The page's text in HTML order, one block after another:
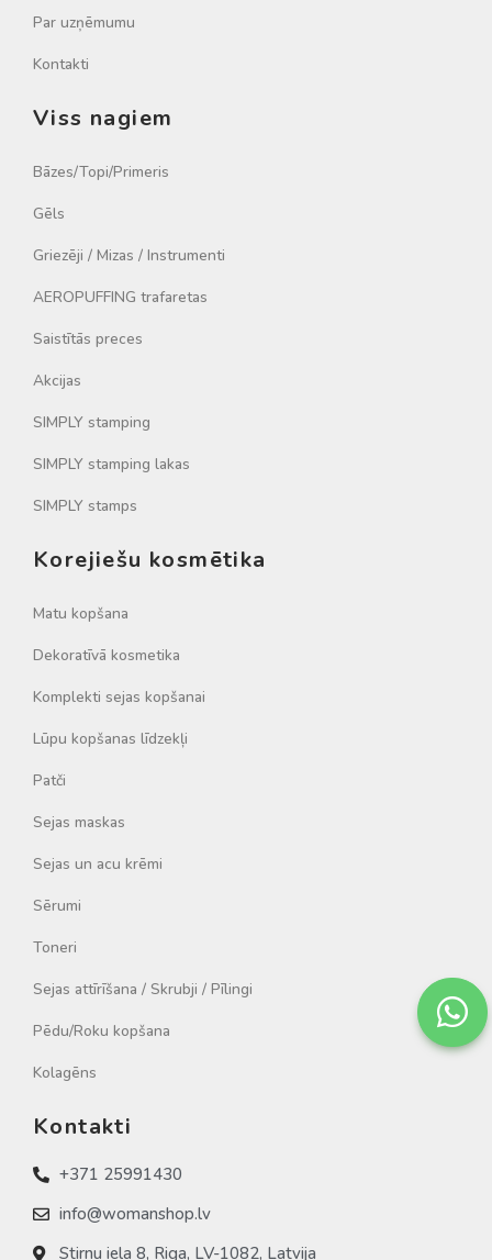
Par uzņēmumu
Kontakti
Viss nagiem
Bāzes/Topi/Primeris
Gēls
Griezēji / Mizas / Instrumenti
AEROPUFFING trafaretas
Saistītās preces
Akcijas
SIMPLY stamping
SIMPLY stamping lakas
SIMPLY stamps
Korejiešu kosmētika
Matu kopšana
Dekoratīvā kosmetika
Komplekti sejas kopšanai
Lūpu kopšanas līdzekļi
Patči
Sejas maskas
Sejas un acu krēmi
Sērumi
Toneri
Sejas attīrīšana / Skrubji / Pīlingi
Pēdu/Roku kopšana
Kolagēns
Kontakti
+371 25991430
info@womanshop.lv
Stirnu iela 8, Riga, LV-1082, Latvija